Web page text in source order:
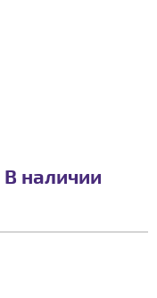
В наличии